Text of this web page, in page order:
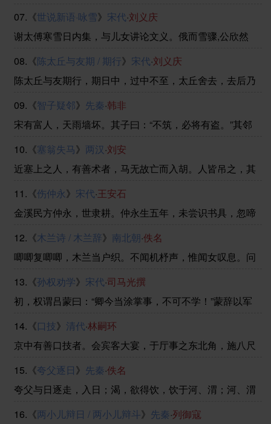
疑，念近中无此禅院。无何，见宫殿数十所，碧瓦飞甍，
始悟为山市。未几，高垣睥睨，连亘六七里，居然城郭矣
......
07.《世说新语·咏雪》 宋代·刘义庆
谢太傅寒雪日内集，与儿女讲论文义。俄而雪骤,公欣然
拟。”兄女曰：“未若柳絮因风起。”公大笑乐。即公大兄无
奕女，左将军王凝之妻也。
08.《陈太丘与友期 / 期行》 宋代·刘义庆
陈太丘与友期行，期日中，过中不至，太丘舍去，去后乃
曰：“待君久不至，已去。”友人便怒：“非人哉！与人期
行，相委而去。”元方曰：“君与家君期日中。日中 ......
09.《智子疑邻》 先秦·韩非
宋有富人，天雨墙坏。其子曰：“不筑，必将有盗。”其邻
之父。
10.《塞翁失马》 两汉·刘安
近塞上之人，有善术者，马无故亡而入胡。人皆吊之，其
人皆贺之，其父曰：“此何遽不能为祸乎？”家富良马，其
子好骑，堕而折其髀。人皆吊之，其父曰：“此何遽 ......
11.《伤仲永》 宋代·王安石
金溪民方仲永，世隶耕。仲永生五年，未尝识书具，忽啼
其诗以养父母、收族为意，传一乡秀才观之。自是指物作
诗立就，其文理皆有可观者。邑人奇之，稍稍宾客其父，
......
12.《木兰诗 / 木兰辞》 南北朝·佚名
唧唧复唧唧，木兰当户织。不闻机杼声，惟闻女叹息。问
见军帖，可汗大点兵，军书十二卷，卷卷有爷名。阿爷无
大儿，木兰无长兄，愿为市鞍马，从此替爷征。东市买骏
......
13.《孙权劝学》 宋代·司马光撰
初，权谓吕蒙曰：“卿今当涂掌事，不可不学！”蒙辞以军
事耳。卿言多务，孰若孤？孤常读书，自以为大有所
益。”蒙乃始就学。及鲁肃过寻阳，与蒙论议，大惊曰：
......
14.《口技》 清代·林嗣环
京中有善口技者。会宾客大宴，于厅事之东北角，施八尺
已。众宾团坐。少顷，但闻屏障中抚尺一下，满坐寂然，
无敢哗者。遥闻深巷中犬吠，便有妇人惊觉欠伸，其夫呓
语 ......
15.《夸父逐日》 先秦·佚名
夸父与日逐走，入日；渴，欲得饮，饮于河、渭；河、渭
16.《两小儿辩日 / 两小儿辩斗》 先秦·列御寇